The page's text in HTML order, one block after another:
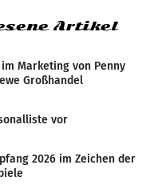
Artikel
Marketing von Penny
Großhandel
vor
2026 im Zeichen der